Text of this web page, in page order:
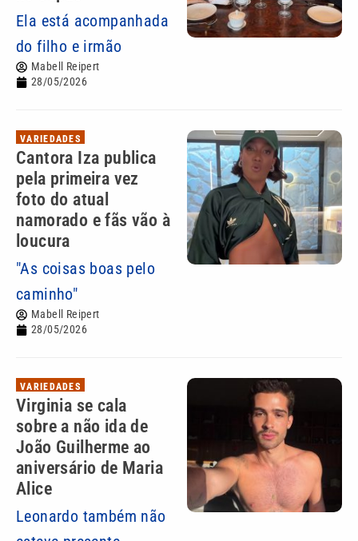
Ela está acompanhada
do filho e irmão
Mabell Reipert
28/05/2026
VARIEDADES
Cantora Iza publica
pela primeira vez
foto do atual
namorado e fãs vão à
loucura
"As coisas boas pelo
caminho"
Mabell Reipert
28/05/2026
VARIEDADES
Virginia se cala
sobre a não ida de
João Guilherme ao
aniversário de Maria
Alice
Leonardo também não